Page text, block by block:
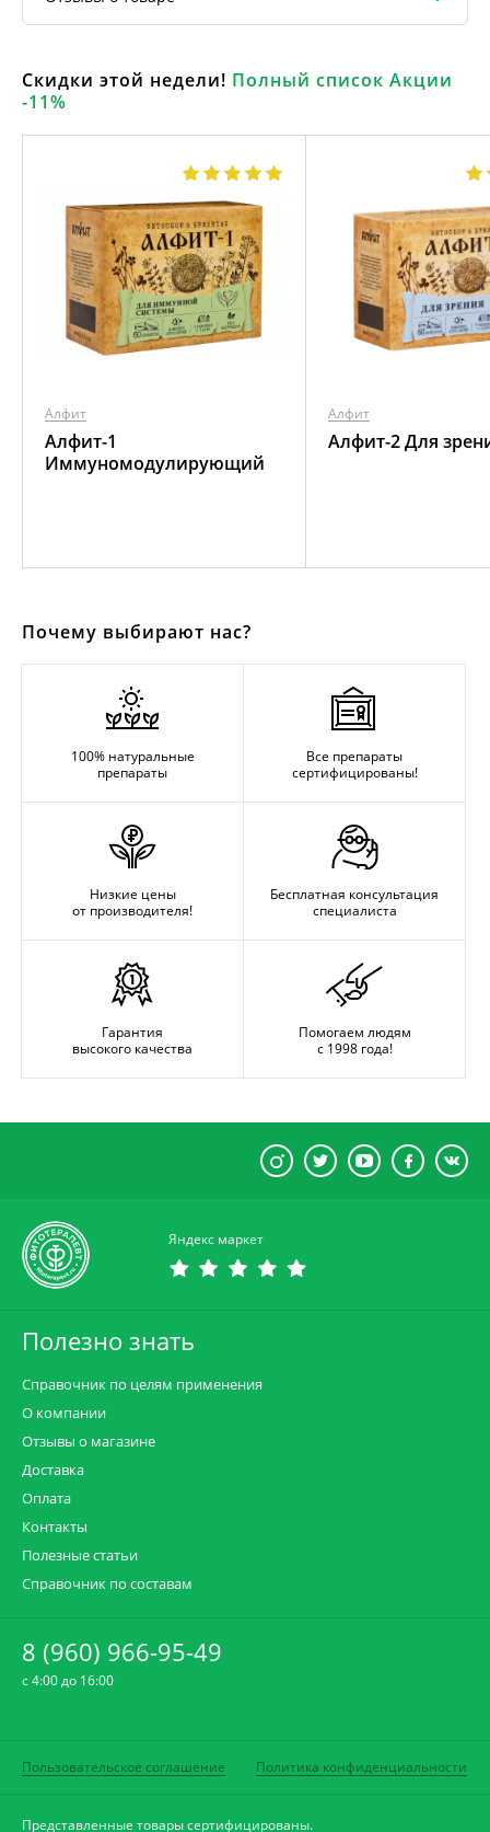
Скидки этой недели! Полный список Акции
-11%
Алфит
Алфит-1
Иммуномодулирующий
Алфит
Алфит-2 Для
Почему выбирают нас?
100% натуральные
препараты
Все препараты
сертифицированы!
Низкие цены
от производителя!
Бесплатная консультация
специалиста
Гарантия
высокого качества
Помогаем людям
с 1998 года!
Яндекс маркет
Полезно знать
Справочник по целям применения
О компании
Отзывы о магазине
Доставка
Оплата
Контакты
Полезные статьи
Справочник по составам
8 (960) 966-95-49
c 4:00 до 16:00
Пользовательское соглашение Политика конфиденциальности
Представленные товары сертифицированы.